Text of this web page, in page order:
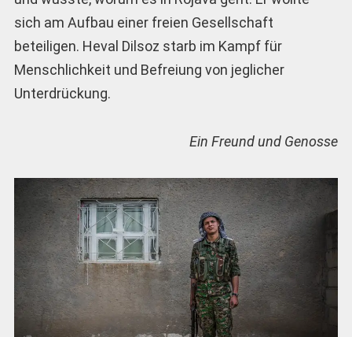
sich am Aufbau einer freien Gesellschaft
beteiligen. Heval Dilsoz starb im Kampf für
Menschlichkeit und Befreiung von jeglicher
Unterdrückung.
Ein Freund und Genosse